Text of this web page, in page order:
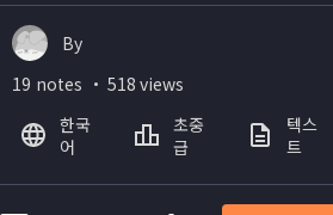
By
19 notes ・ 518 views
한국
어
초중
급
텍스
트